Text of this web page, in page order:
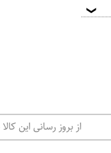
❯
از بروز رسانی این